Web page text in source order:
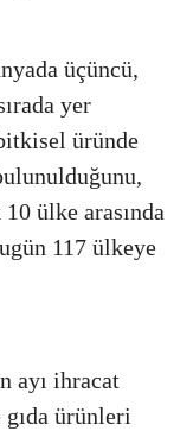
üçüncü,
yer
üründe
ülke arasında
117 ülkeye
ayı ihracat
ürünleri